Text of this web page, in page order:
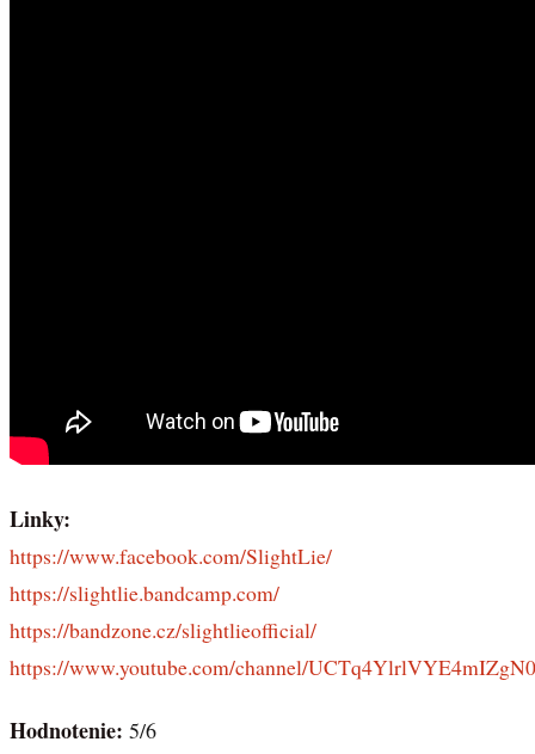
Linky:
https://www.facebook.com/SlightLie/
https://slightlie.bandcamp.com/
https://bandzone.cz/slightlieofficial/
https://www.youtube.com/channel/
Hodnotenie: 5/6